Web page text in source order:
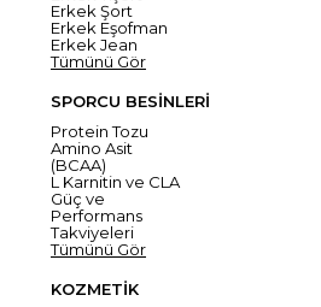
Erkek Şort
Erkek Eşofman
Erkek Jean
Tümünü Gör
SPORCU BESİNLERİ
Protein Tozu
Amino Asit
(BCAA)
L Karnitin ve CLA
Güç ve
Performans
Takviyeleri
Tümünü Gör
KOZMETİK